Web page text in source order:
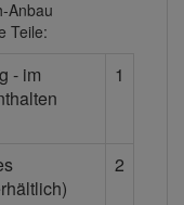
Anbau
Teile:
- im
1
2